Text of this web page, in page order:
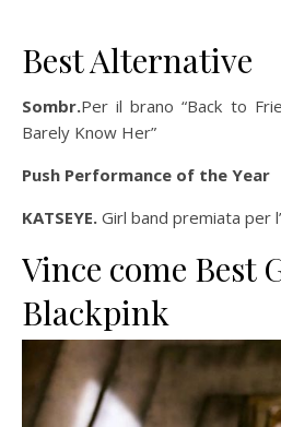
Best Alternative
Sombr.Per il brano “Back to
Barely Know Her”
Push Performance of the Year
KATSEYE. Girl band premiata per
Vince come Best
Blackpink